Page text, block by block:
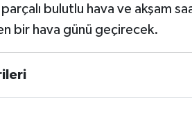
bulutlu hava ve akşam
bir hava günü geçirecek.